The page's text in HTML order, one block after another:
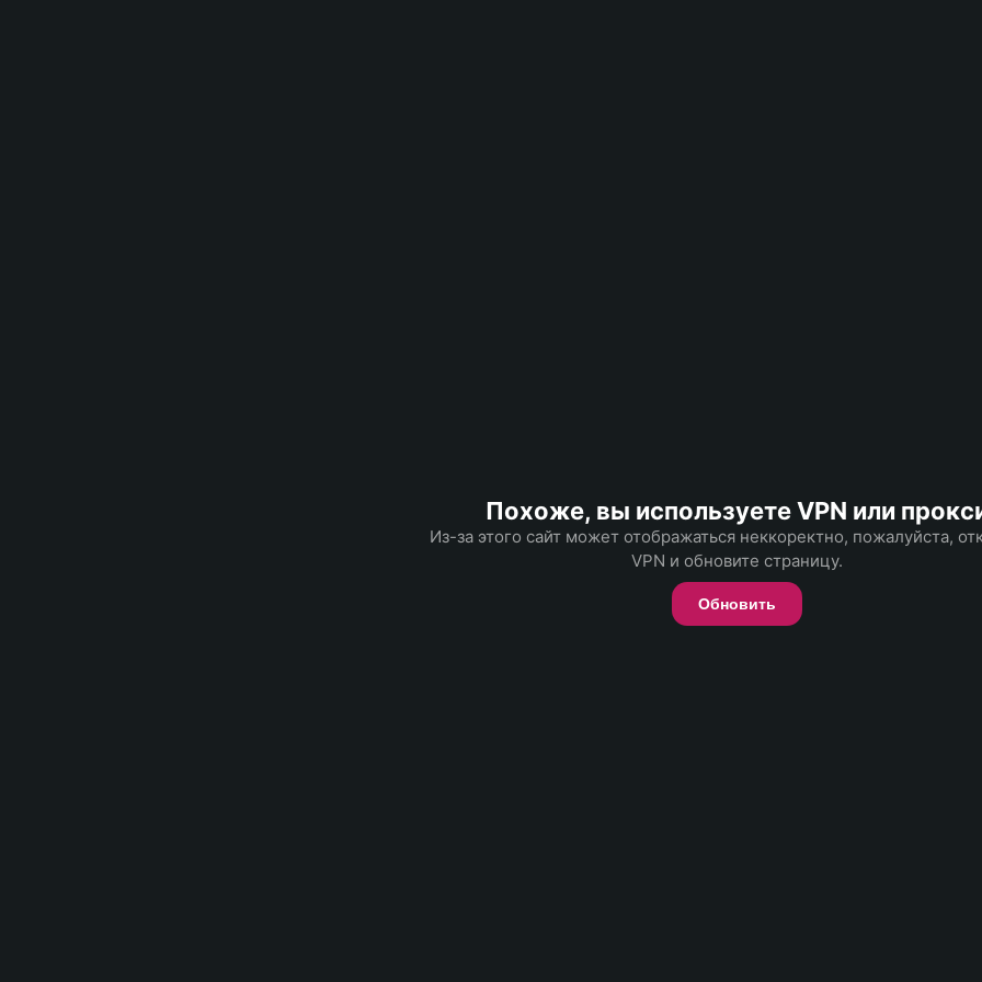
Похоже, вы используете VPN или
Из-за этого сайт может отображаться неккоректно, пожалуйста,
VPN и обновите страницу.
Обновить